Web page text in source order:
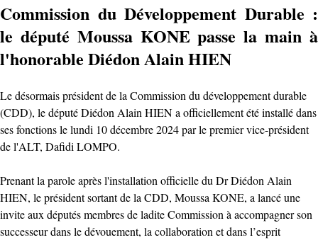
Commission du Développement Durable :
le député Moussa KONE passe la main à
l'honorable Diédon Alain HIEN
Le désormais président de la Commission du développement durable
(CDD), le député Diédon Alain HIEN a officiellement été installé dans
ses fonctions le lundi 10 décembre 2024 par le premier vice-président
de l'ALT, Dafidi LOMPO.
Prenant la parole après l'installation officielle du Dr Diédon Alain
HIEN, le président sortant de la CDD, Moussa KONE, a lancé une
invite aux députés membres de ladite Commission à accompagner son
successeur dans le dévouement, la collaboration et dans l’esprit